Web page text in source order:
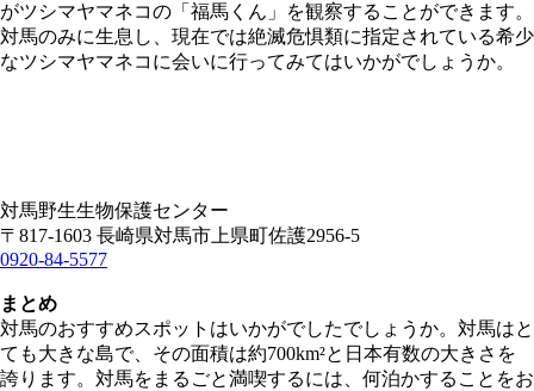
がツシマヤマネコの「福馬くん」を観察することができます。
対馬のみに生息し、現在では絶滅危惧類に指定されている希少
なツシマヤマネコに会いに行ってみてはいかがでしょうか。
対馬野生生物保護センター
〒817-1603 長崎県対馬市上県町佐護2956-5
0920-84-5577
まとめ
対馬のおすすめスポットはいかがでしたでしょうか。対馬はと
ても大きな島で、その面積は約700km²と日本有数の大きさを
誇ります。対馬をまるごと満喫するには、何泊かすることをお